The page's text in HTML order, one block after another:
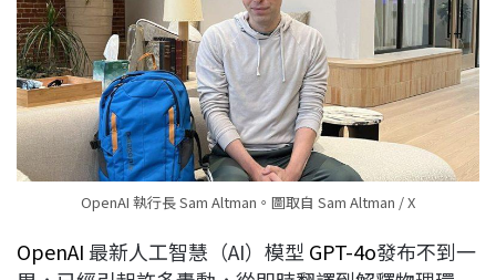
o
k
s
I
n
n
k
OpenAI 執行長 Sam Altman。圖取自 Sam Altman / X
OpenAI 最新人工智慧（AI）模型GPT-4o發布不到一